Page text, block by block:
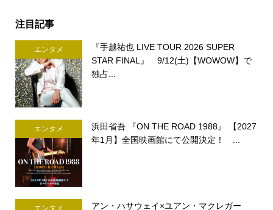
注目記事
エンタメ
『手越祐也 LIVE TOUR 2026 SUPER
STAR FINAL』 9/12(土)【WOWOW】で
独占...
エンタメ
浜田省吾 『ON THE ROAD 1988』 【2027
年1月】全国映画館にて公開決定！ ...
アン・ハサウェイ×ユアン・マクレガー